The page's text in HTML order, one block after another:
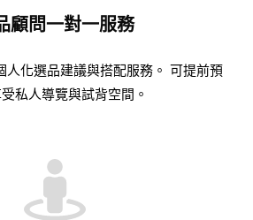
顧問一對一服務
人化選品建議與搭配服務。 可提前預
私人導覽與試背空間。